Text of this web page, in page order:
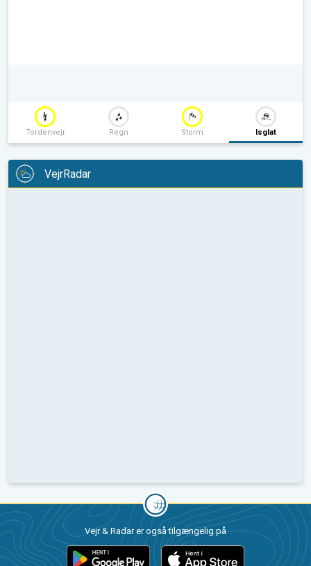
Tordenvejr Regn Storm Isglat
VejrRadar
Vejr & Radar er også tilgængelig på